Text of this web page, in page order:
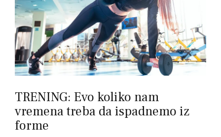
TRENING: Evo koliko nam
vremena treba da ispadnemo iz
forme